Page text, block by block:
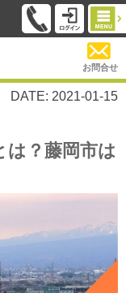
お問合せ
DATE: 2021-01-15
は？藤岡市は